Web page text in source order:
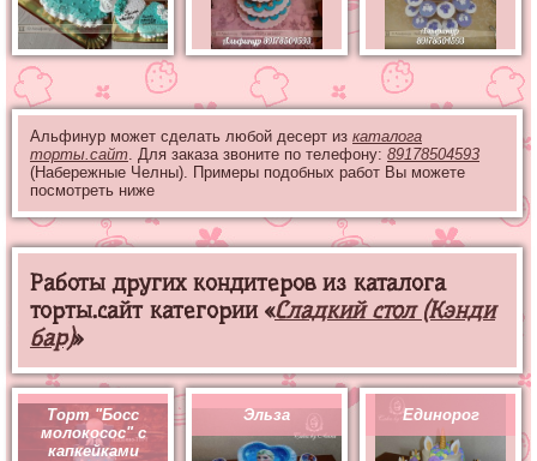
Альфинур может сделать любой десерт из каталога
торты.сайт . Для заказа звоните по телефону: 89178504593
(Набережные Челны). Примеры подобных работ Вы можете
посмотреть ниже
Работы других кондитеров из каталога
торты.сайт категории «Сладкий стол (Кэнди
бар)»
Торт "Босс
молокосос" с
капкейками
Эльза Единорог